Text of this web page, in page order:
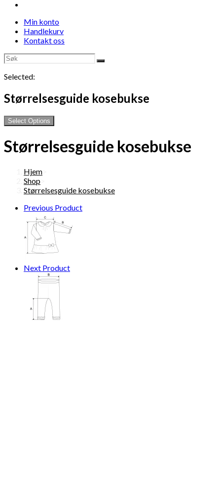
search
Min konto
Handlekurv
Kontakt oss
Selected:
Størrelsesguide kosebukse
Select Options
Størrelsesguide kosebukse
Hjem
Shop
Størrelsesguide kosebukse
Previous Product
Next Product